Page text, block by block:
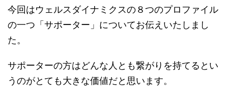
今回はウェルスダイナミクスの８つのプロファイル
の一つ「サポーター」についてお伝えいたしまし
た。
サポーターの方はどんな人とも繋がりを持てるとい
うのがとても大きな価値だと思います。